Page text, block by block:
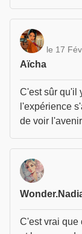
Aïcha
le 17
C'est sûr qu'il
l'expérience
de voir
C'est vrai que